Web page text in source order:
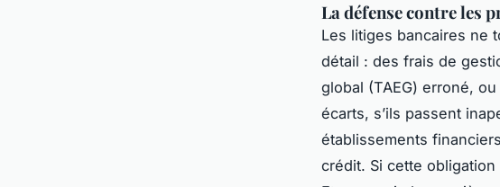
La défense contre les
Les litiges bancaires ne
détail : des frais de
global (TAEG) erroné,
écarts, s’ils passent
établissements
crédit. Si cette